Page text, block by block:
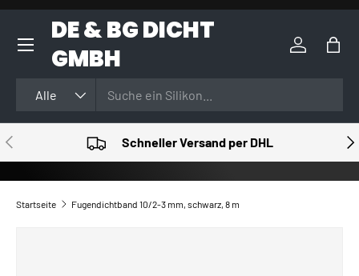
DIREKT ZUM INHALT
DE & BG DICHT
GMBH
Alle
Einloggen
VORHERIGE Schneller Versand per DHL
Startseite Fugendichtband 10/2-3 mm, schwarz, 8 m